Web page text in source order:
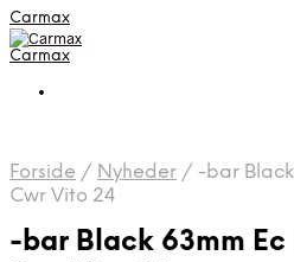
Carmax
Carmax
Forside / Nyheder / -bar Black
Cwr Vito 24
-bar Black 63mm Ec